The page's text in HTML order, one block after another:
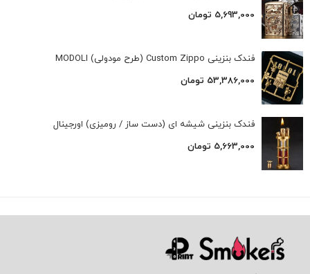
5,693,000 تومان
فندک بنزینی Custom Zippo (طرح مودولی) MODOLI
53,386,000 تومان
فندک بنزینی شیشه ای (دست ساز / رومیزی) اورجینال
5,663,000 تومان